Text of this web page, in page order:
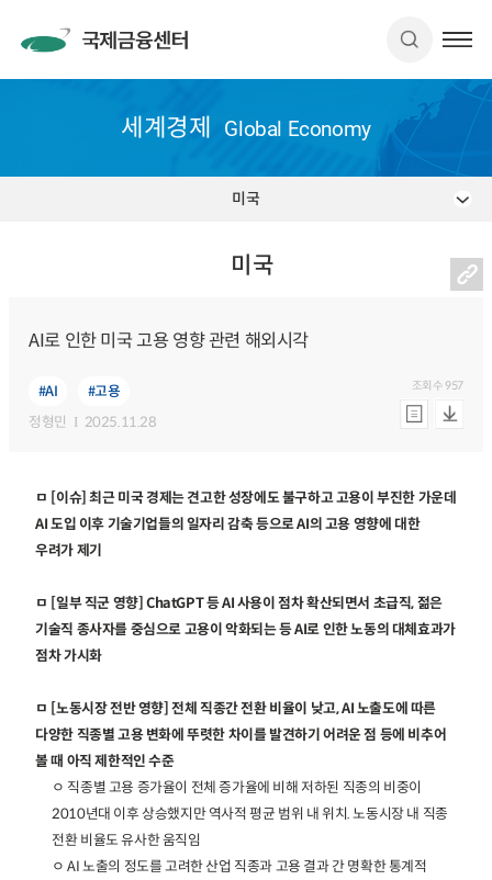
세계경제 Global Economy
미국
미국
AI로 인한 미국 고용 영향 관련 해외시각
#AI
#고용
정형민
2025.11.28
조회수957
ㅁ [이슈] 최근 미국 경제는 견고한 성장에도 불구하고 고용이 부진한 가운데
AI 도입 이후 기술기업들의 일자리 감축 등으로 AI의 고용 영향에 대한
우려가 제기
ㅁ [일부 직군 영향] ChatGPT 등 AI 사용이 점차 확산되면서 초급직, 젊은
기술직 종사자를 중심으로 고용이 악화되는 등 AI로 인한 노동의 대체효과가
점차 가시화
ㅁ [노동시장 전반 영향] 전체 직종간 전환 비율이 낮고, AI 노출도에 따른
다양한 직종별 고용 변화에 뚜렷한 차이를 발견하기 어려운 점 등에 비추어
볼 때 아직 제한적인 수준
ㅇ 직종별 고용 증가율이 전체 증가율에 비해 저하된 직종의 비중이
2010년대 이후 상승했지만 역사적 평균 범위 내 위치. 노동시장 내 직종
전환 비율도 유사한 움직임
ㅇ AI 노출의 정도를 고려한 산업 직종과 고용 결과 간 명확한 통계적